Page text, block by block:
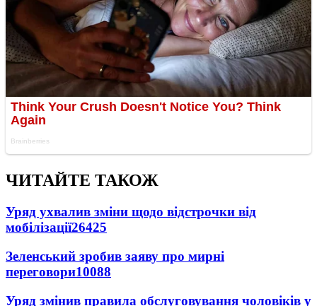
ЧИТАЙТЕ ТАКОЖ
Уряд ухвалив зміни щодо відстрочки від
мобілізації26425
Зеленський зробив заяву про мирні
переговори10088
Уряд змінив правила обслуговування чоловіків у